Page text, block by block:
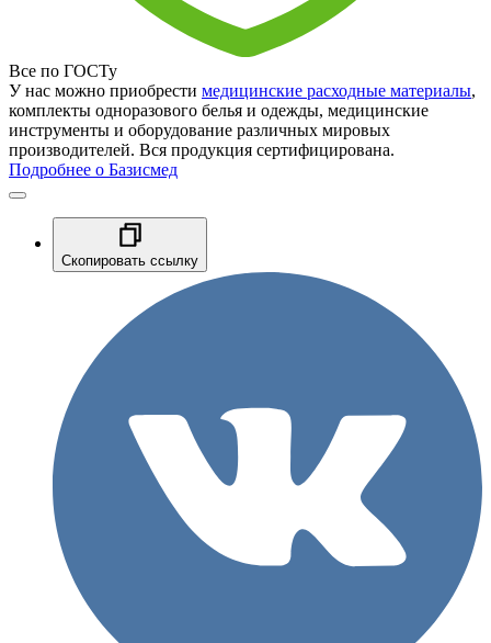
Все по ГОСТу
У нас можно приобрести медицинские расходные материалы,
комплекты одноразового белья и одежды, медицинские
инструменты и оборудование различных мировых
производителей. Вся продукция сертифицирована.
Подробнее о Базисмед
Скопировать ссылку